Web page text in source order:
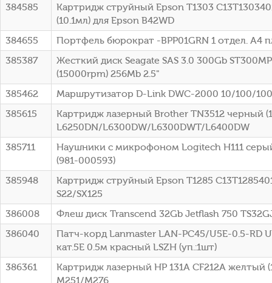
384585
Картридж струйный Epson T1303
(10.1мл) для Epson B42WD
384655
Портфель бюрократ -BPP01GRN 1 отдел. A4
385387
Жесткий диск Seagate SAS 3.0 300Gb
(15000rpm) 256Mb 2.5"
385462
Маршрутизатор D-Link DWC-2000 10/100/
385615
Картридж лазерный Brother TN3512 черный
L6250DN/L6300DW/L6300DWT/L6400DW
385711
Наушники с микрофоном Logitech H111
(981-000593)
385948
Картридж струйный Epson T1285
S22/SX125
386008
Флеш диск Transcend 32Gb Jetflash 750
386040
Патч-корд Lanmaster LAN-PC45/U5E-0.5-RD
кат.5E 0.5м красный LSZH (уп.:1шт)
386361
Картридж лазерный HP 131A CF212A желтый
M251/M276